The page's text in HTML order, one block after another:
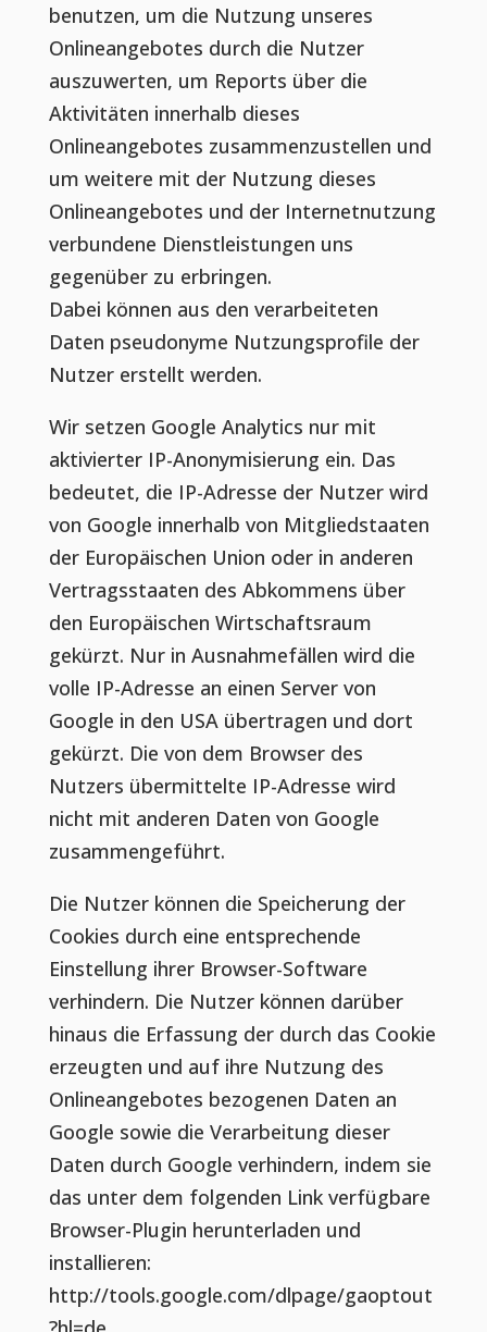
benutzen, um die Nutzung unseres
Onlineangebotes durch die Nutzer
auszuwerten, um Reports über die
Aktivitäten innerhalb dieses
Onlineangebotes zusammenzustellen und
um weitere mit der Nutzung dieses
Onlineangebotes und der Internetnutzung
verbundene Dienstleistungen uns
gegenüber zu erbringen.
Dabei können aus den verarbeiteten
Daten pseudonyme Nutzungsprofile der
Nutzer erstellt werden.
Wir setzen Google Analytics nur mit
aktivierter IP-Anonymisierung ein. Das
bedeutet, die IP-Adresse der Nutzer wird
von Google innerhalb von Mitgliedstaaten
der Europäischen Union oder in anderen
Vertragsstaaten des Abkommens über
den Europäischen Wirtschaftsraum
gekürzt. Nur in Ausnahmefällen wird die
volle IP-Adresse an einen Server von
Google in den USA übertragen und dort
gekürzt. Die von dem Browser des
Nutzers übermittelte IP-Adresse wird
nicht mit anderen Daten von Google
zusammengeführt.
Die Nutzer können die Speicherung der
Cookies durch eine entsprechende
Einstellung ihrer Browser-Software
verhindern. Die Nutzer können darüber
hinaus die Erfassung der durch das Cookie
erzeugten und auf ihre Nutzung des
Onlineangebotes bezogenen Daten an
Google sowie die Verarbeitung dieser
Daten durch Google verhindern, indem sie
das unter dem folgenden Link verfügbare
Browser-Plugin herunterladen und
installieren:
http://tools.google.com/dlpage/gaoptout